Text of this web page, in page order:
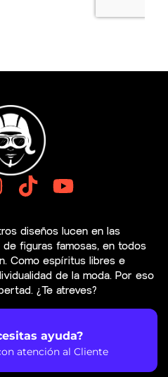
diseños lucen en las
figuras famosas, en todos
Como espíritus libres e
de la moda. Por eso
¿Te atreves?
ayuda?
atención al Cliente